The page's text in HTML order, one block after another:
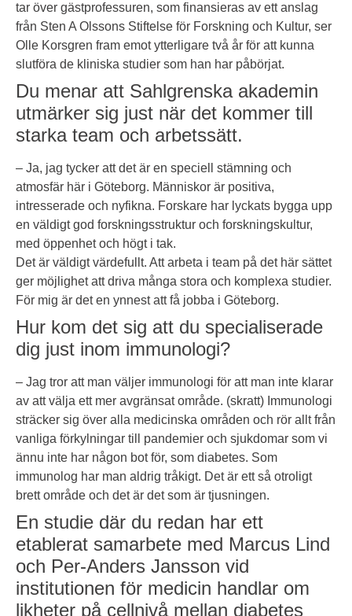
tar över gästprofessuren, som finansieras av ett anslag
från Sten A Olssons Stiftelse för Forskning och Kultur, ser
Olle Korsgren fram emot ytterligare två år för att kunna
slutföra de kliniska studier som han har påbörjat.
Du menar att Sahlgrenska akademin
utmärker sig just när det kommer till
starka team och arbetssätt.
– Ja, jag tycker att det är en speciell stämning och
atmosfär här i Göteborg. Människor är positiva,
intresserade och nyfikna. Forskare har lyckats bygga upp
en väldigt god forskningsstruktur och forskningskultur,
med öppenhet och högt i tak.
Det är väldigt värdefullt. Att arbeta i team på det här sättet
ger möjlighet att driva många stora och komplexa studier.
För mig är det en ynnest att få jobba i Göteborg.
Hur kom det sig att du specialiserade
dig just inom immunologi?
– Jag tror att man väljer immunologi för att man inte klarar
av att välja ett mer avgränsat område. (skratt) Immunologi
sträcker sig över alla medicinska områden och rör allt från
vanliga förkylningar till pandemier och sjukdomar som vi
ännu inte har någon bot för, som diabetes. Som
immunolog har man aldrig tråkigt. Det är ett så otroligt
brett område och det är det som är tjusningen.
En studie där du redan har ett
etablerat samarbete med Marcus Lind
och Per-Anders Jansson vid
institutionen för medicin handlar om
likheter på cellnivå mellan diabetes